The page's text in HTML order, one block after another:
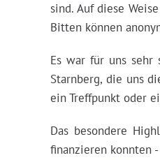
sind. Auf diese
Bitten können
Es war für uns sehr
Starnberg, die uns
ein Treffpunkt oder
Das besondere
finanzieren konnten